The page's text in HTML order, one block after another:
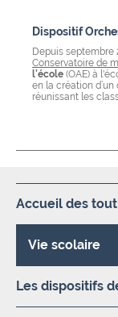
Dispositif
Depuis septembre
Conservatoire de
l’école (OAE) à
en la création
réunissant les
Accueil des
Vie scolaire
Les dispositifs